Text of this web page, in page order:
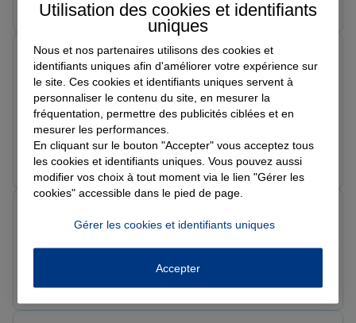
Note de 5 sur 5
Le 17/06/2026 - Agence GUERET SUD
Très bon accueil. Melle Gauderat a su comprendre mes
besoins et me conseiller au mieux. Un grand merci
également à Mme Mounier, qui a été très rapide et
efficace dans la gestion de mon dossier. Je ne peux que
recommander cette agence.
Lola B.
Prendre un RDV Voir l'agence
Note de 5 sur 5
Prendre un RDV
Utilisation des cookies et identifiants
uniques
Nous et nos partenaires utilisons des cookies et
identifiants uniques afin d'améliorer votre expérience sur
le site. Ces cookies et identifiants uniques servent à
personnaliser le contenu du site, en mesurer la
fréquentation, permettre des publicités ciblées et en
mesurer les performances.
En cliquant sur le bouton "Accepter" vous acceptez tous
les cookies et identifiants uniques. Vous pouvez aussi
modifier vos choix à tout moment via le lien "Gérer les
cookies" accessible dans le pied de page.
Gérer les cookies et identifiants uniques
Accepter